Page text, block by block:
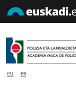
eu
es